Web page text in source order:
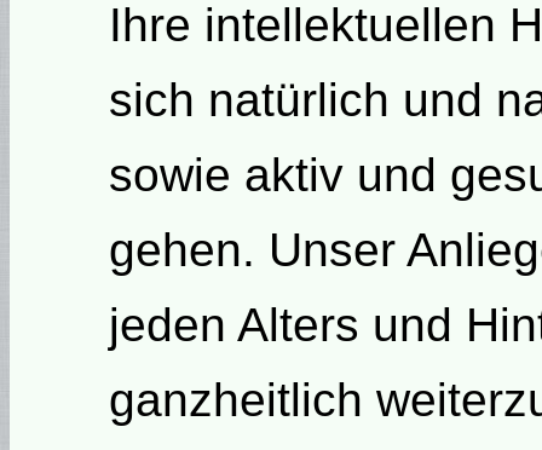
Ihre intellektuellen
sich natürlich und
sowie aktiv und
gehen. Unser
jeden Alters und
ganzheitlich